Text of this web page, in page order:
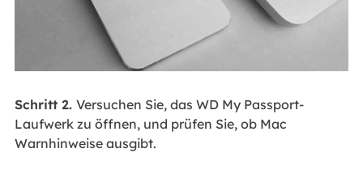
Schritt 2. Versuchen Sie, das WD My Passport-
Laufwerk zu öffnen, und prüfen Sie, ob Mac
Warnhinweise ausgibt.